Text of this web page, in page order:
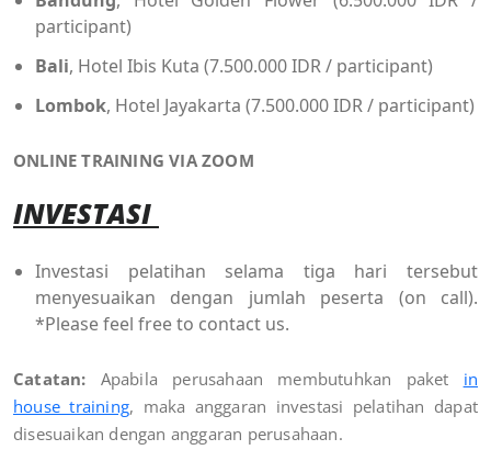
participant)
Bali, Hotel Ibis Kuta (7.500.000 IDR / participant)
Lombok, Hotel Jayakarta (7.500.000 IDR / participant)
ONLINE TRAINING VIA ZOOM
INVESTASI
Investasi pelatihan selama tiga hari tersebut
menyesuaikan dengan jumlah peserta (on call).
*Please feel free to contact us.
Catatan: Apabila perusahaan membutuhkan paket in
house training, maka anggaran investasi pelatihan dapat
disesuaikan dengan anggaran perusahaan.